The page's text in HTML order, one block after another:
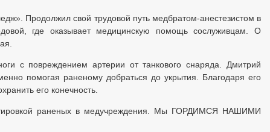
Продолжил свой трудовой путь медбратом-анестезистом в
где оказывает медицинскую помощь сослуживцам. О
с повреждением артерии от танкового снаряда. Дмитрий
помогая раненому добраться до укрытия. Благодаря его
его конечность.
раненых в медучреждения. Мы ГОРДИМСЯ НАШИМИ